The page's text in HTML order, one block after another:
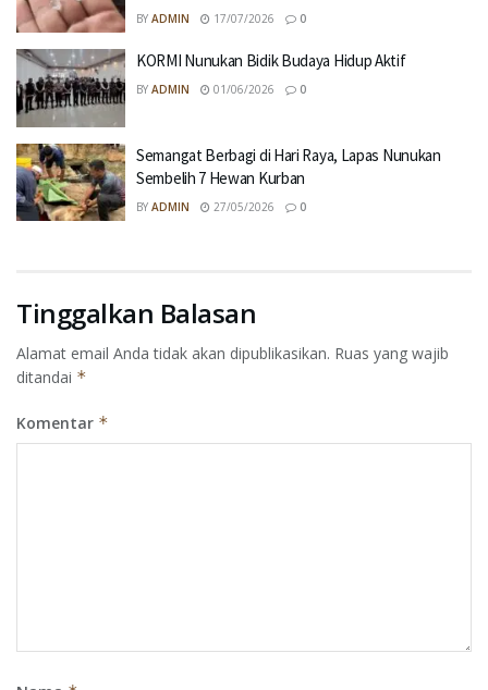
BY ADMIN 17/07/2026 0
KORMI Nunukan Bidik Budaya Hidup Aktif
BY ADMIN 01/06/2026 0
Semangat Berbagi di Hari Raya, Lapas Nunukan
Sembelih 7 Hewan Kurban
BY ADMIN 27/05/2026 0
Tinggalkan Balasan
Alamat email Anda tidak akan dipublikasikan. Ruas yang wajib
ditandai *
Komentar *